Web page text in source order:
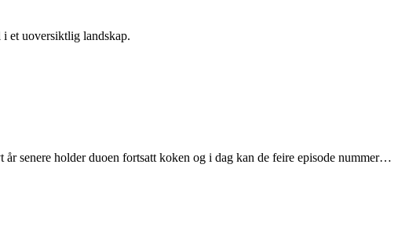
et uoversiktlig landskap.
senere holder duoen fortsatt koken og i dag kan de feire episode nummer…